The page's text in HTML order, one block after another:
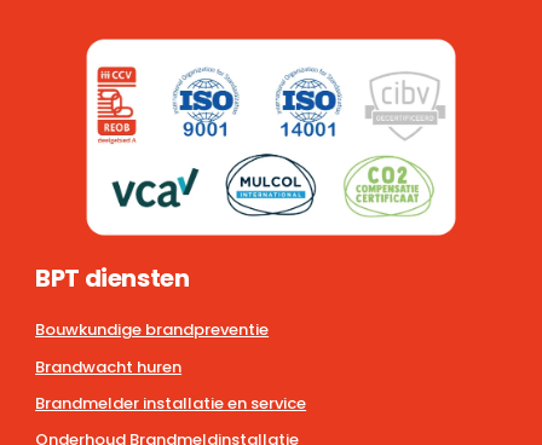
BPT diensten
Bouwkundige brandpreventie
Brandwacht huren
Brandmelder installatie en service
Onderhoud Brandmeldinstallatie